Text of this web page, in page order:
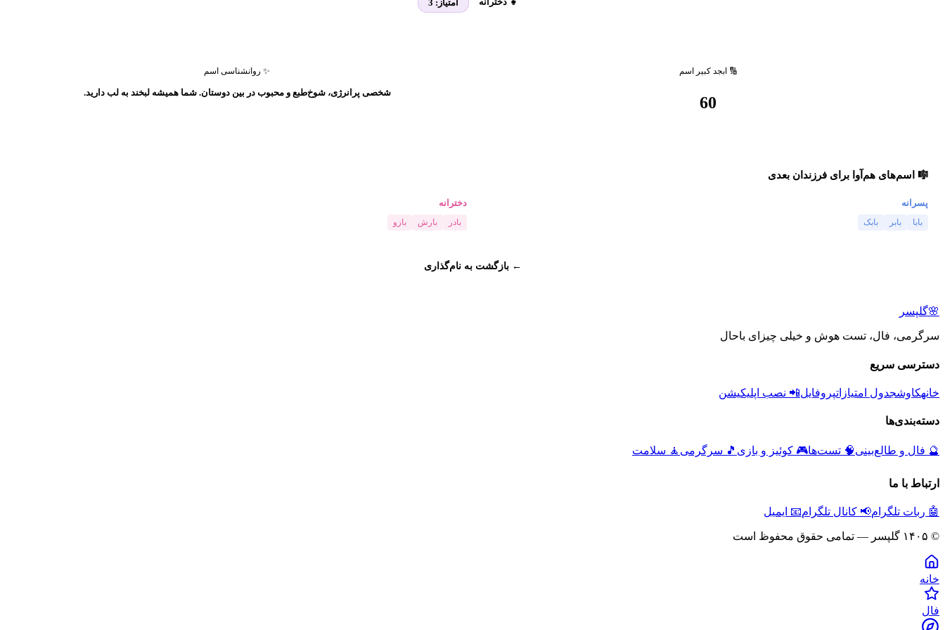
امتیاز: 3
🔢 ابجد کبیر اسم
60
✨ روانشناسی اسم
شخصی پرانرژی، شوخ‌طبع و محبوب در بین دوستان. شما همیشه لبخند به لب دارید.
🎼 اسم‌های هم‌آوا برای فرزندان بعدی
پسرانه
بابا بابر بابک
دخترانه
بادر بارش بازو
← بازگشت به نام‌گذاری
🌸گلپسر
سرگرمی، فال، تست هوش و خیلی چیزای باحال
دسترسی سریع
خانهکاوشجدول امتیازاتپروفایل📲 نصب اپلیکیشن
دسته‌بندی‌ها
🔮 فال و طالع‌بینی🧠 تست‌ها🎮 کوئیز و بازی 🎵 سرگرمی 🧘 سلامت
ارتباط با ما
🤖 ربات تلگرام📢 کانال تلگرام📧 ایمیل
© ۱۴۰۵ گلپسر — تمامی حقوق محفوظ است
خانه
فال